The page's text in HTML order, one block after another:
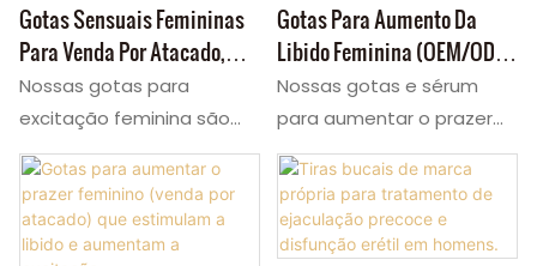
Gotas Sensuais Femininas
Para Venda Por Atacado,
Para Promover A Paixão E A
Intimidade Feminina.
Nossas gotas para
excitação feminina são
formuladas para
despertar o desejo e
aprofundar a conexão em
todos os momentos.
Gotas Para Aumento Da
Libido Feminina (OEM/ODM)
Para Melhorar A Intimidade
E O Prazer.
Nossas gotas e sérum
para aumentar o prazer
são formulados para
despertar o desejo
feminino e intensificar a
intimidade sob demanda.